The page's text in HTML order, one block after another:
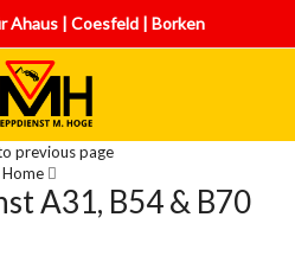
Ahaus | Coesfeld | Borken
previous page
Home
A31, B54 & B70